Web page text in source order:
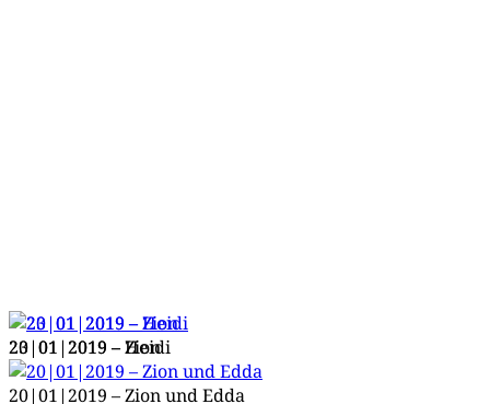
20|01|2019 – Zion
20|01|2019 – Zion und Edda
23|01|2019 – Heidi